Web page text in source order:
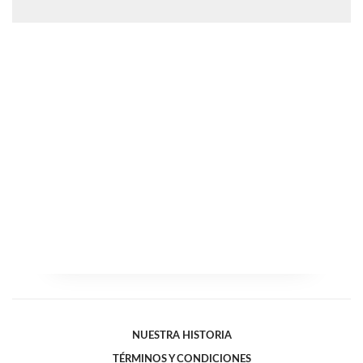
NUESTRA HISTORIA
TÉRMINOS Y CONDICIONES